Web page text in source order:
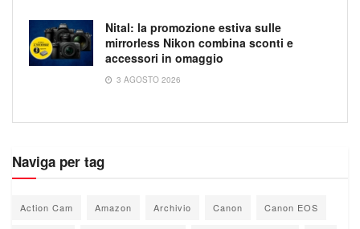
Nital: la promozione estiva sulle
mirrorless Nikon combina sconti e
accessori in omaggio
3 AGOSTO 2026
Naviga per tag
Action Cam Amazon Archivio Canon Canon EOS